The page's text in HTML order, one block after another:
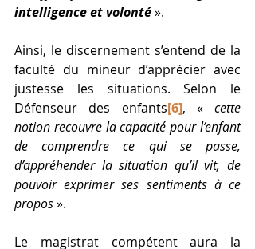
intelligence et volonté ».
Ainsi, le discernement s’entend de la
faculté du mineur d’apprécier avec
justesse les situations. Selon le
Défenseur des enfants[6], « cette
notion recouvre la capacité pour l’enfant
de comprendre ce qui se passe,
d’appréhender la situation qu’il vit, de
pouvoir exprimer ses sentiments à ce
propos ».
Le magistrat compétent aura la